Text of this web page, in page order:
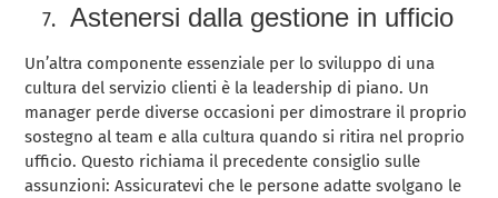
Astenersi dalla gestione in ufficio
Un’altra componente essenziale per lo sviluppo di una
cultura del servizio clienti è la leadership di piano. Un
manager perde diverse occasioni per dimostrare il proprio
sostegno al team e alla cultura quando si ritira nel proprio
ufficio. Questo richiama il precedente consiglio sulle
assunzioni: Assicuratevi che le persone adatte svolgano le